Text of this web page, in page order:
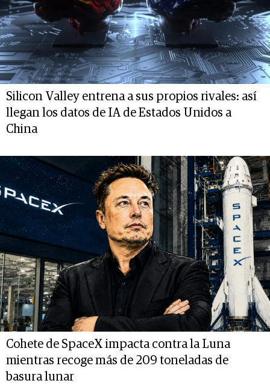
Silicon Valley entrena a sus propios rivales: así
llegan los datos de IA de Estados Unidos a
China
Cohete de SpaceX impacta contra la Luna
mientras recoge más de 209 toneladas de
basura lunar